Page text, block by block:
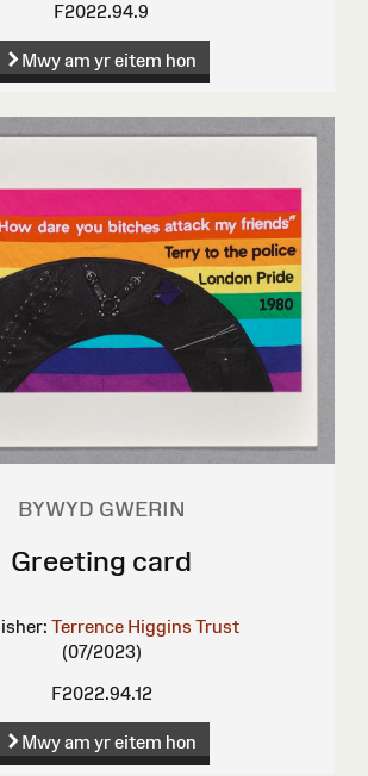
F2022.94.9
Mwy am yr eitem hon
BYWYD GWERIN
Greeting card
Terrence Higgins Trust
(07/2023)
F2022.94.12
Mwy am yr eitem hon